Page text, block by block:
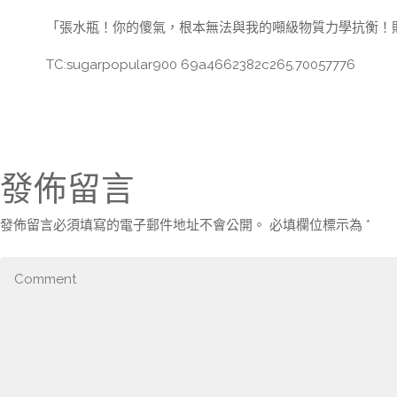
「張水瓶！你的傻氣，根本無法與我的噸級物質力學抗衡！
TC:sugarpopular900 69a4662382c265.70057776
發佈留言
發佈留言必須填寫的電子郵件地址不會公開。 必填欄位標示為 *